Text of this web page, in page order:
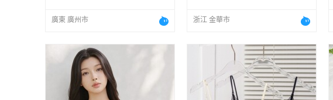
廣東 廣州市 浙江 金華市